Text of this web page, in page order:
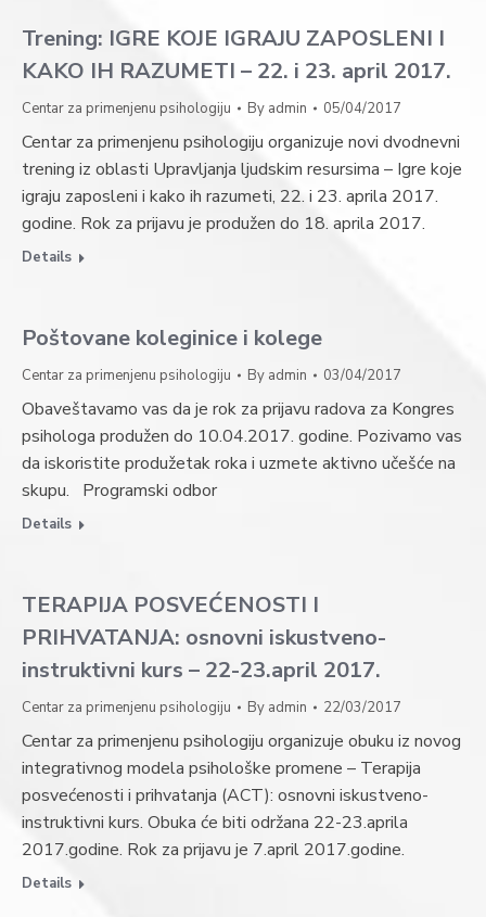
Trening: IGRE KOJE IGRAJU ZAPOSLENI I
KAKO IH RAZUMETI – 22. i 23. april 2017.
Centar za primenjenu psihologiju By admin 05/04/2017
Centar za primenjenu psihologiju organizuje novi dvodnevni
trening iz oblasti Upravljanja ljudskim resursima – Igre koje
igraju zaposleni i kako ih razumeti, 22. i 23. aprila 2017.
godine. Rok za prijavu je produžen do 18. aprila 2017.
Details
Poštovane koleginice i kolege
Centar za primenjenu psihologiju By admin 03/04/2017
Obaveštavamo vas da je rok za prijavu radova za Kongres
psihologa produžen do 10.04.2017. godine. Pozivamo vas
da iskoristite produžetak roka i uzmete aktivno učešće na
skupu. Programski odbor
Details
TERAPIJA POSVEĆENOSTI I
PRIHVATANJA: osnovni iskustveno-
instruktivni kurs – 22-23.april 2017.
Centar za primenjenu psihologiju By admin 22/03/2017
Centar za primenjenu psihologiju organizuje obuku iz novog
integrativnog modela psihološke promene – Terapija
posvećenosti i prihvatanja (ACT): osnovni iskustveno-
instruktivni kurs. Obuka će biti održana 22-23.aprila
2017.godine. Rok za prijavu je 7.april 2017.godine.
Details